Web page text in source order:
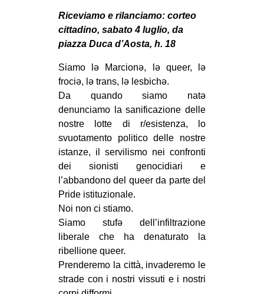
ZAM
SPAZI
SPORT POPOLARE
MOVIMENTI
AMBIENTE
ANTIFASCISMO
DIRITTO ALL’ABITARE
MIGRAZIONI
PRECARIATO
REPRESSIONE
STUDENTI
Riceviamo e rilanciamo: corteo
cittadino, sabato 4 luglio, da
piazza Duca d’Aosta, h. 18
Siamo lə Marcionə, lə queer, lə
frociə, lə trans, lə lesbichə.
Da quando siamo natə
denunciamo la sanificazione delle
nostre lotte di r/esistenza, lo
svuotamento politico delle nostre
istanze, il servilismo nei confronti
dei sionisti genocidiari e
l’abbandono del queer da parte del
Pride istituzionale.
Noi non ci stiamo.
Siamo stufə dell’infiltrazione
liberale che ha denaturato la
ribellione queer.
Prenderemo la città, invaderemo le
strade con i nostri vissuti e i nostri